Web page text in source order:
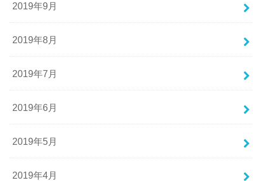
2019年9月
2019年8月
2019年7月
2019年6月
2019年5月
2019年4月